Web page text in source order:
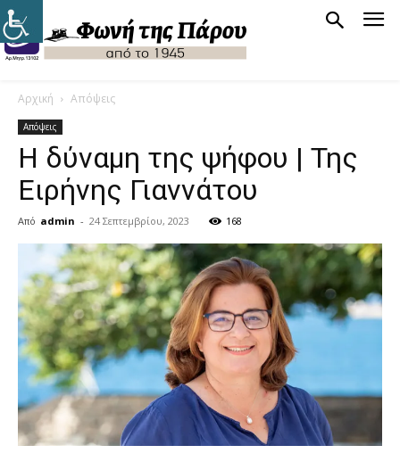
Αρχική Απόψεις
Απόψεις
Η δύναμη της ψήφου | Της
Ειρήνης Γιαννάτου
Από admin - 24 Σεπτεμβρίου, 2023 168